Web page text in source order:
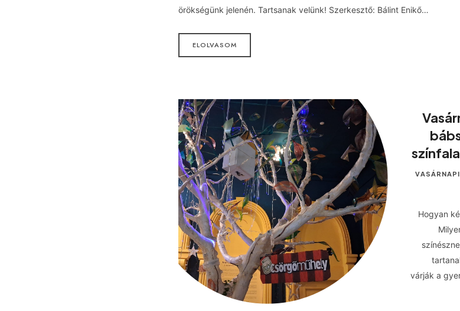
örökségünk jelenén. Tartsanak velünk! Szerkesztő: Bálint Enikő…
ELOLVASOM
Hogyan
várják a